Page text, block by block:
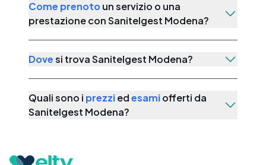
Come prenotoun servizio o una
prestazione conSanitelgest Modena?
Dovesi trovaSanitelgest Modena?
Quali sono i prezziedesamiofferti da
Sanitelgest Modena?